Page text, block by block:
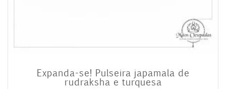
Expanda-se! Pulseira japamala de
rudraksha e turquesa